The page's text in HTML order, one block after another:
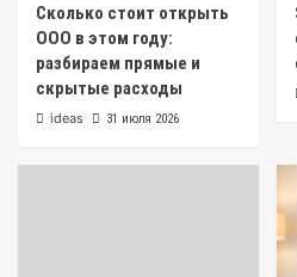
Сколько стоит открыть
ООО в этом году:
разбираем прямые и
скрытые расходы
ideas 31 июля 2026